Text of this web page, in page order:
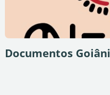
Documentos